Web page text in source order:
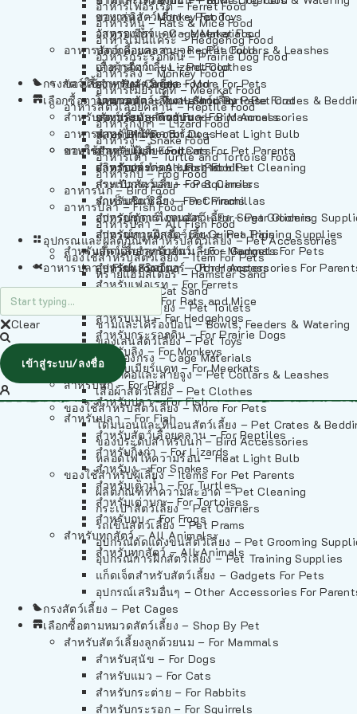
อาหารเฟอร์เร็ต – Ferret Food
อาหารหนู – Rats & Mice Food
อาหารเม่นแคระ – Hedgehog Food
อาหารกระรอกดิน – Prairie Dog Food
อาหารลิง – Monkey Food
อาหารเมียร์แคท – Meerkat Food
อาหารสัตว์เลี้อยคลาน – Reptile Food
อาหารกิ้งก่า – Lizard Food
อาหารงู – Snake Food
อาหารเต่า – Turtle and Tortoise Food
อาหารกบ – Frog Food
อาหารนก – Bird Food
อาหารปลา – Fish Food
อาหารปลา – All Fish Food
อุปกรณและผลิตภัณฑ์สำหรับสัตว์เลี้ยง – Pet Accessories
ของใช้สำหรับสัตว์เลี้ยง – Item For Pets
ทรายแฮมสเตอร์ – Hamster Sand
ทรายแมว – Cat Sand
ห้องน้ำสัตว์เลี้ยง – Pet Toilets
ชามและเครื่องป้อน – Bowls, Feeders & Watering
ของเล่นสัตว์เลี้ยง – Pet Toys
วัสดุรองกรง – Cage Materials
ปลอกคอและสายจูง – Pet Collars & Leashes
เสื้อผ้าสัตว์เลี้ยง – Pet Clothes
ของใช้สำหรับสัตว์เลี้ยง – More For Pets
โดมนอนและที่นอนสัตว์เลี้ยง – Pet Crates &
ของประดับสำหรับนก – Bird Accessories
หลอดไฟให้ความร้อน – Heat Light Bulb
ของใช้สำหรับผู้เลี้ยง – Items For Pet Parents
ผลิตภัณฑ์ทำความสะอาด – Pet Cleaning
กระเป๋าสัตว์เลี้ยง – Pet Carriers
รถเข็นสัตว์เลี้ยง – Pet Prams
อุปกรณ์ตัดแต่งขนสัตว์เลี้ยง – Pet Grooming
อุปกรณ์การฝึกสัตว์เลี้ยง – Pet Training Supplies
แก็ดเจ็ตสำหรับสัตว์เลี้ยง – Gadgets For Pets
อุปกรณ์เสริมอื่นๆ – Other Accessories For
กรงสัตว์เลี้ยง – Pet Cages
เลือกซื้อตามหมวดสัตว์เลี้ยง – Shop By Pet
สำหรับสัตว์เลี้ยงลูกด้วยนม – For Mammals
สำหรับสุนัข – For Dogs
สำหรับแมว – For Cats
สำหรับกระต่าย – For Rabbits
สำหรับกระรอก – For Squirrels
อาหารลิง – Monkey Food
อาหารเมียร์แคท – Meerkat Food
อาหารสัตว์เลี้อยคลาน – Reptile Food
อาหารกิ้งก่า – Lizard Food
อาหารงู – Snake Food
อาหารเต่า – Turtle and Tortoise Food
อาหารกบ – Frog Food
อาหารนก – Bird Food
อาหารปลา – Fish Food
อาหารปลา – All Fish Food
ของเล่นสัตว์เลี้ยง – Pet Toys
วัสดุรองกรง – Cage Materials
ปลอกคอและสายจูง – Pet Collars & Leashes
เสื้อผ้าสัตว์เลี้ยง – Pet Clothes
ของใช้สำหรับสัตว์เลี้ยง – More For Pets
โดมนอนและที่นอนสัตว์เลี้ยง – Pet Crates &
ของประดับสำหรับนก – Bird Accessories
หลอดไฟให้ความร้อน – Heat Light Bulb
ของใช้สำหรับผู้เลี้ยง – Items For Pet Parents
ผลิตภัณฑ์ทำความสะอาด – Pet Cleaning
กระเป๋าสัตว์เลี้ยง – Pet Carriers
รถเข็นสัตว์เลี้ยง – Pet Prams
อุปกรณ์ตัดแต่งขนสัตว์เลี้ยง – Pet Grooming
อุปกรณ์การฝึกสัตว์เลี้ยง – Pet Training Supplies
แก็ดเจ็ตสำหรับสัตว์เลี้ยง – Gadgets For Pets
อุปกรณ์เสริมอื่นๆ – Other Accessories For
กรงสัตว์เลี้ยง – Pet Cages
เลือกซื้อตามหมวดสัตว์เลี้ยง – Shop By Pet
สำหรับสัตว์เลี้ยงลูกด้วยนม – For Mammals
สำหรับสุนัข – For Dogs
สำหรับแมว – For Cats
สำหรับกระต่าย – For Rabbits
สำหรับกระรอก – For Squirrels
สำหรับชินชิล่า – For Chinchillas
สำหรับชูการ์ไกลเดอร์ – For Sugar Gliders
สำหรับหนูแกสบี้ – For Guinea Pigs
สำหรับสัตว์เลี้ยงลูกด้วยนม – For Mammals
สำหรับแฮมสเตอร์ – For Hamsters
สำหรับเฟอเรท – For Ferrets
สำหรับหนู – For Rats and Mice
สำหรับเม่น – For Hedgehogs
สำหรับกระรอกดิน – For Prairie Dogs
สำหรับลิง – For Monkeys
สำหรับเมียร์แคท – For Meerkats
สำหรับนก – For Birds
สำหรับปลา – For Fish
สำหรับปลา – For Fish
สำหรับสัตว์เลื้อยคลาน – For Reptiles
สำหรับกิ้งก่า – For Lizards
สำหรับงู – For Snakes
สำหรับเต่าน้ำ – For Turtles
สำหรับเต่าบก – For Tortoises
สำหรับกบ – For Frogs
สำหรับทุกสัตว์ – All Animals
สำหรับทุกสัตว์ – All Animals
อาหารปลา – Fish Food
Clear
เข้าสู่ระบบ/ลงชื่อ